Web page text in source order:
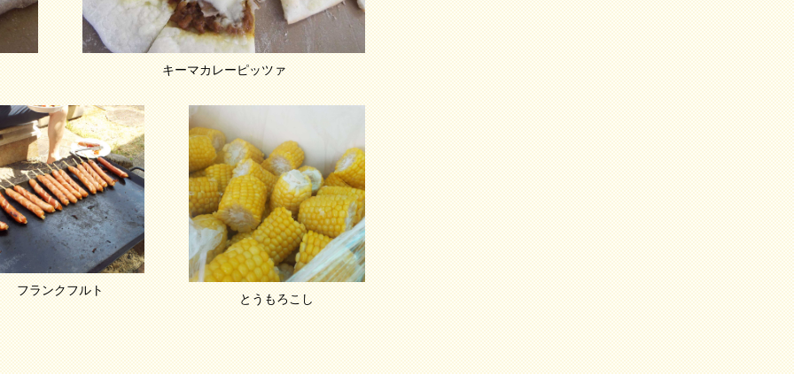
キーマカレーピッツァ
フランクフルト
とうもろこし